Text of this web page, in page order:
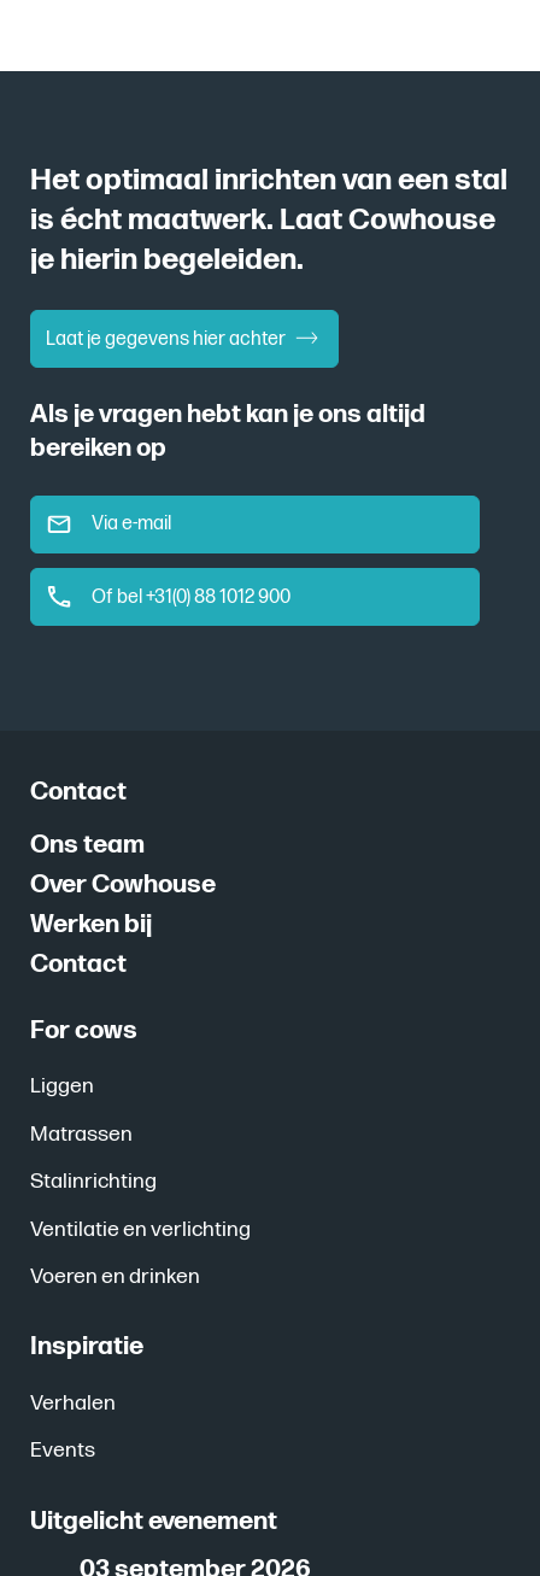
Het optimaal inrichten van een stal
is écht maatwerk. Laat Cowhouse
je hierin begeleiden.
Laat je gegevens hier achter
Als je vragen hebt kan je ons altijd
bereiken op
Via e-mail
Of bel +31(0) 88 1012 900
Contact
Ons team
Over Cowhouse
Werken bij
Contact
For cows
Liggen
Matrassen
Stalinrichting
Ventilatie en verlichting
Voeren en drinken
Inspiratie
Verhalen
Events
Uitgelicht evenement
03 september 2026